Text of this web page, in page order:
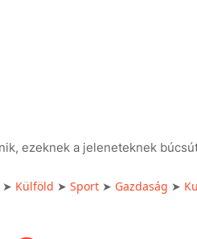
ezeknek a jeleneteknek
➤ Külföld ➤ Sport➤ Gazdaság ➤